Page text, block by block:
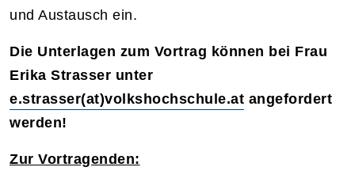
und Austausch ein.
Die Unterlagen zum Vortrag können bei Frau
Erika Strasser unter
e.strasser(at)volkshochschule.at angefordert
werden!
Zur Vortragenden: